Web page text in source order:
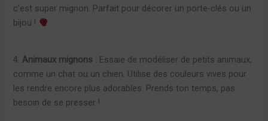
c’est super mignon. Parfait pour décorer un porte-clés ou un
bijou !
4. Animaux mignons : Essaie de modéliser de petits animaux,
comme un chat ou un chien. Utilise des couleurs vives pour
les rendre encore plus adorables. Prends ton temps, pas
besoin de se presser !